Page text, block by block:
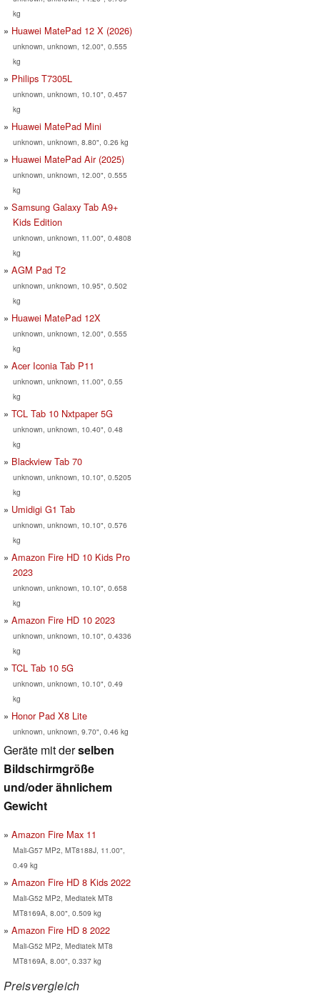
kg
Huawei MatePad 12 X (2026)
unknown, unknown, 12.00", 0.555
kg
Philips T7305L
unknown, unknown, 10.10", 0.457
kg
Huawei MatePad Mini
unknown, unknown, 8.80", 0.26 kg
Huawei MatePad Air (2025)
unknown, unknown, 12.00", 0.555
kg
Samsung Galaxy Tab A9+
Kids Edition
unknown, unknown, 11.00", 0.4808
kg
AGM Pad T2
unknown, unknown, 10.95", 0.502
kg
Huawei MatePad 12X
unknown, unknown, 12.00", 0.555
kg
Acer Iconia Tab P11
unknown, unknown, 11.00", 0.55
kg
TCL Tab 10 Nxtpaper 5G
unknown, unknown, 10.40", 0.48
kg
Blackview Tab 70
unknown, unknown, 10.10", 0.5205
kg
Umidigi G1 Tab
unknown, unknown, 10.10", 0.576
kg
Amazon Fire HD 10 Kids Pro
2023
unknown, unknown, 10.10", 0.658
kg
Amazon Fire HD 10 2023
unknown, unknown, 10.10", 0.4336
kg
TCL Tab 10 5G
unknown, unknown, 10.10", 0.49
kg
Honor Pad X8 Lite
unknown, unknown, 9.70", 0.46 kg
Geräte mit derselben
Bildschirmgröße
und/oder ähnlichem
Gewicht
Amazon Fire Max 11
Mali-G57 MP2, MT8188J, 11.00",
0.49 kg
Amazon Fire HD 8 Kids 2022
Mali-G52 MP2, Mediatek MT8
MT8169A, 8.00", 0.509 kg
Amazon Fire HD 8 2022
Mali-G52 MP2, Mediatek MT8
MT8169A, 8.00", 0.337 kg
Preisvergleich